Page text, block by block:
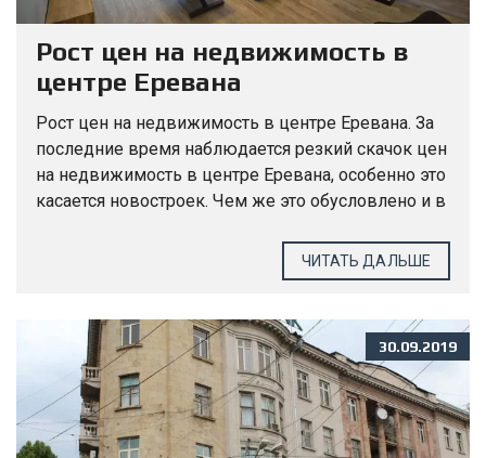
Рост цен на недвижимость в
центре Еревана
Рост цен на недвижимость в центре Еревана. За
последние время наблюдается резкий скачок цен
на недвижимость в центре Еревана, особенно это
касается новостроек. Чем же это обусловлено и в
ЧИТАТЬ ДАЛЬШЕ
30.09.2019